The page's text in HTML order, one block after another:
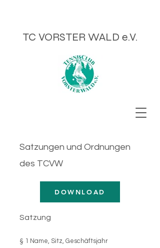
TC VORSTER WALD e.V.
Satzungen und Ordnungen
des TCVW
Satzung
§ 1 Name, Sitz, Geschäftsjahr
DOWNLOAD